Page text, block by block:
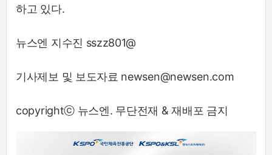
하고 있다.
뉴스엔 지수진 sszz801@
기사제보 및 보도자료 newsen@newsen.com
copyrightⓒ 뉴스엔. 무단전재 & 재배포 금지